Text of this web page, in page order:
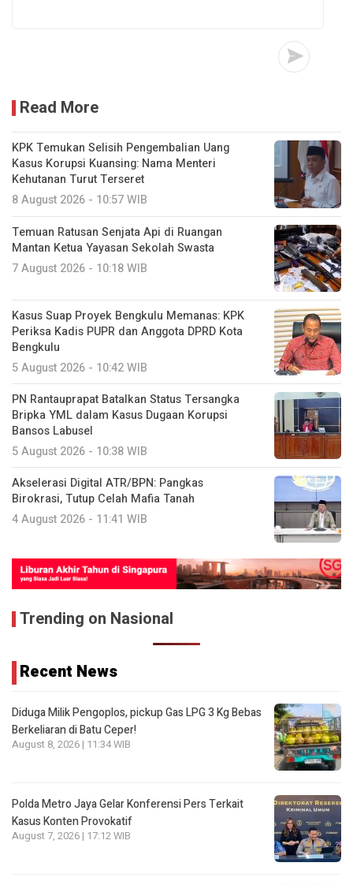
Read More
KPK Temukan Selisih Pengembalian Uang
Kasus Korupsi Kuansing: Nama Menteri
Kehutanan Turut Terseret
8 August 2026 - 10:57 WIB
Temuan Ratusan Senjata Api di Ruangan
Mantan Ketua Yayasan Sekolah Swasta
7 August 2026 - 10:18 WIB
Kasus Suap Proyek Bengkulu Memanas: KPK
Periksa Kadis PUPR dan Anggota DPRD Kota
Bengkulu
5 August 2026 - 10:42 WIB
PN Rantauprapat Batalkan Status Tersangka
Bripka YML dalam Kasus Dugaan Korupsi
Bansos Labusel
5 August 2026 - 10:38 WIB
Akselerasi Digital ATR/BPN: Pangkas
Birokrasi, Tutup Celah Mafia Tanah
4 August 2026 - 11:41 WIB
Trending on Nasional
Recent News
Diduga Milik Pengoplos, pickup Gas LPG 3 Kg Bebas
Berkeliaran di Batu Ceper!
August 8, 2026 | 11:34 WIB
Polda Metro Jaya Gelar Konferensi Pers Terkait
Kasus Konten Provokatif
August 7, 2026 | 17:12 WIB